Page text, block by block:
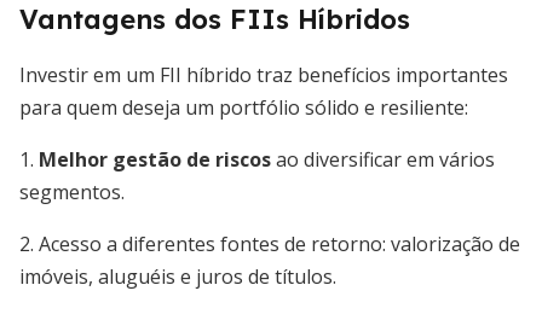
Vantagens dos FIIs Híbridos
Investir em um FII híbrido traz benefícios importantes
para quem deseja um portfólio sólido e resiliente:
1. Melhor gestão de riscosao diversificar em vários
segmentos.
2. Acesso a diferentes fontes de retorno: valorização de
imóveis, aluguéis e juros de títulos.